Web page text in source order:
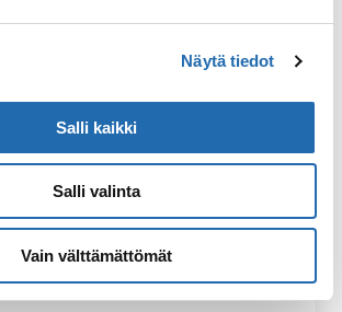
Näytä tiedot
Salli kaikki
Salli valinta
Vain välttämättömät